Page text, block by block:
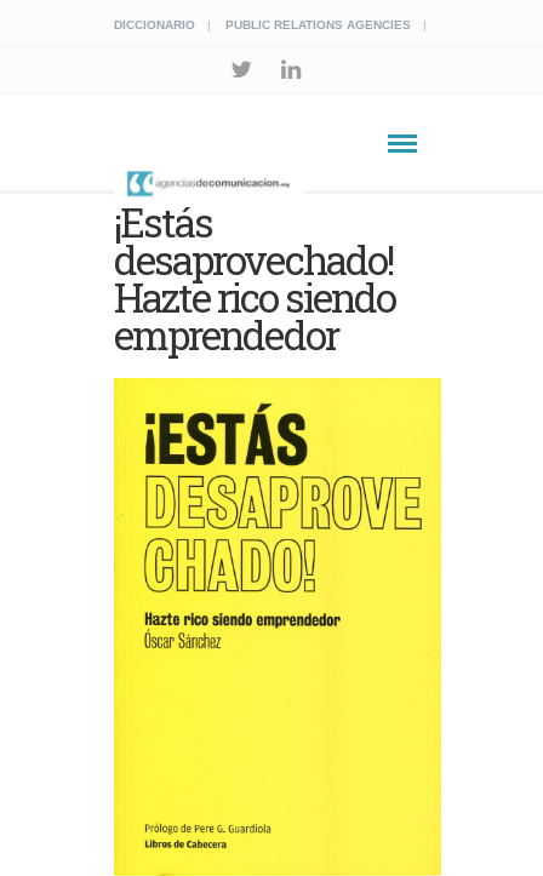
DICCIONARIO PUBLIC RELATIONS AGENCIES
¡Estás
desaprovechado!
Hazte rico siendo
emprendedor